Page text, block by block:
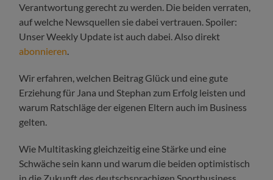
Verantwortung gerecht zu werden. Die beiden verraten,
auf welche Newsquellen sie dabei vertrauen. Spoiler:
Unser Weekly Update ist auch dabei. Also direkt
abonnieren
Wir erfahren, welchen Beitrag Glück und eine gute
Erziehung für Jana und Stephan zum Erfolg leisten und
warum Ratschläge der eigenen Eltern auch im Business
gelten.
Wie Multitasking gleichzeitig eine Stärke und eine
Schwäche sein kann und warum die beiden optimistisch
in die Zukunft des deutschsprachigen Sportbusiness